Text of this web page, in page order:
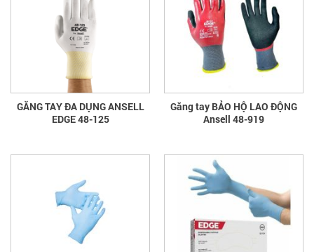
GĂNG TAY ĐA DỤNG ANSELL
EDGE 48-125
Găng tay BẢO HỘ LAO ĐỘNG
Ansell 48-919